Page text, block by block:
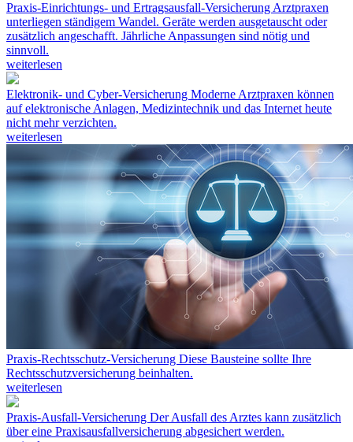
Praxis-Einrichtungs- und Ertragsausfall-Versicherung Arztpraxen
unterliegen ständigem Wandel. Geräte werden ausgetauscht oder
zusätzlich angeschafft. Jährliche Anpassungen sind nötig und
sinnvoll.
weiterlesen
Elektronik- und Cyber-Versicherung Moderne Arztpraxen können
auf elektronische Anlagen, Medizintechnik und das Internet heute
nicht mehr verzichten.
weiterlesen
Praxis-Rechtsschutz-Versicherung Diese Bausteine sollte Ihre
Rechtsschutzversicherung beinhalten.
weiterlesen
Praxis-Ausfall-Versicherung Der Ausfall des Arztes kann zusätzlich
über eine Praxisausfallversicherung abgesichert werden.